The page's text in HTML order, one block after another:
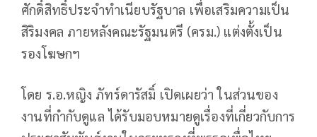
ศักดิ์สิทธิ์ประจำทำเนียบรัฐบาล เพื่อเสริมความเป็น
สิริมงคล ภายหลังคณะรัฐมนตรี (ครม.) แต่งตั้งเป็น
รองโฆษกฯ
โดย ร.อ.หญิง ภัทร์ดารัสมิ์ เปิดเผยว่า ในส่วนของ
งานที่กำกับดูแล ได้รับมอบหมายดูเรื่องที่เกี่ยวกับการ